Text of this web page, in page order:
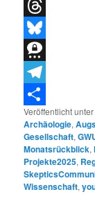
X
Threads
Bluesky
Threema
Telegram
Teilen
Veröffentlicht unter
Archäologie,
Gesellschaft,
Monatsrückblick,
Projekte2025,
Wissenschaft,